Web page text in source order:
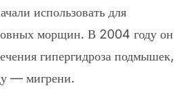
использовать для
морщин. В 2004 году он
гипергидроза подмышек,
— мигрени.